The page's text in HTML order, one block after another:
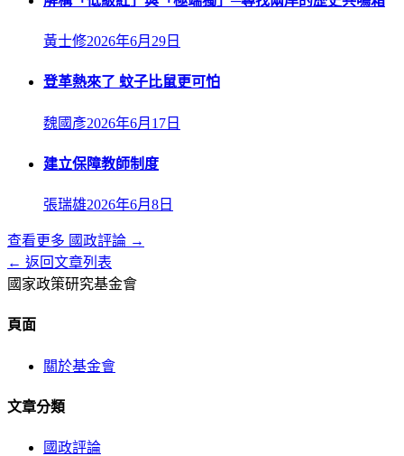
黃士修2026年6月29日
登革熱來了 蚊子比鼠更可怕
魏國彥2026年6月17日
建立保障教師制度
張瑞雄2026年6月8日
查看更多 國政評論 →
← 返回文章列表
國家政策研究基金會
頁面
關於基金會
文章分類
國政評論